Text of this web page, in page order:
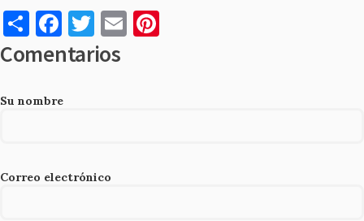
S
h
ar
e
F
a
c
e
o
T
w
it
E
m
Comentarios
Su nombre
Correo electrónico